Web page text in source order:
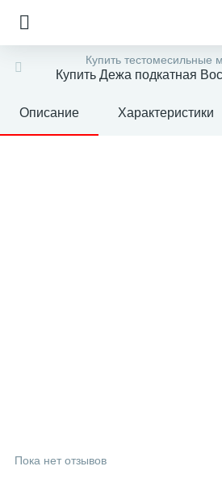
Купить
Купить Дежа подкатная
Описание Характеристики
Пока нет отзывов